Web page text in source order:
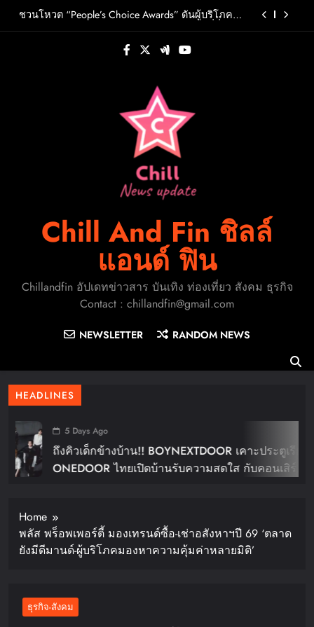
ชอบแห่งปี 2026
FLO เกิร์ลกรุ๊ป R&B สุดแซ่บแห่งยุค ส่งอัลบั้มชุดที่ 2
THERAPY AT THE CLUB พร้อมปล่อยเอ็มวี “Cry Ugly”
โดนใจแฟนคลับ ก่อนบินมาเจอแฟนไทย 29 สิงหาคม
ปักหมุดวันหยุดนี้! ออกไปสร้างช่วงเวลาพิเศษกับ
ครอบครัว สร้างความทรงจำดีๆไปกับออนิกซ์ฮอสพิ
เพลงสุดไวรัล “Ain’t In LA”พร้อมประกาศอัลบั้มเดบิ
วต์ PRIMA เตรียมปล่อย 4 ก.ย. นี้
ชวนโหวต “People’s Choice Awards” ดันผู้บริโภค
ร่วมตัดสินสุดยอดบริษัทอสังหาฯและเอเจนต์ที่ชื่น
FLO เกิร์ลกรุ๊ป R&B สุดแซ่บแห่งยุค ส่งอัลบั้มชุดที่ 2
THERAPY AT THE CLUB พร้อมปล่อยเอ็มวี “Cry Ugly”
โดนใจแฟนคลับ ก่อนบินมาเจอแฟนไทย 29 สิงหาคม
ปักหมุดวันหยุดนี้! ออกไปสร้างช่วงเวลาพิเศษกับ
ครอบครัว สร้างความทรงจำดีๆไปกับออนิกซ์ฮอสพิ
Chill And Fin ชิลล์
แอนด์ ฟิน
Chillandfin อัปเดทข่าวสาร บันเทิง ท่องเที่ยว สังคม ธุรกิจ
Contact : chillandfin@gmail.com
NEWSLETTER RANDOM NEWS
HEADLINES
5 Days Ago
ถึงคิวเด็กข้างบ้าน!! BOYNEXTDOOR เคาะประตูเรียก
ONEDOOR ไทยเปิดบ้านรับความสดใส กับคอนเสิร์ต
Home
พลัส พร็อพเพอร์ตี้ มองเทรนด์ซื้อ-เช่าอสังหาฯปี 69 ‘ตลาด
ยังมีดีมานด์-ผู้บริโภคมองหาความคุ้มค่าหลายมิติ’
ธุรกิจ-สังคม